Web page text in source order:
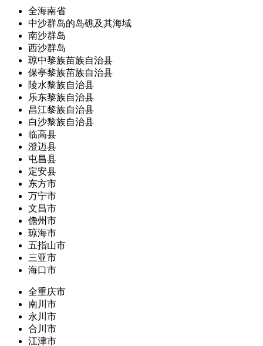
全海南省
中沙群岛的岛礁及其海域
南沙群岛
西沙群岛
琼中黎族苗族自治县
保亭黎族苗族自治县
陵水黎族自治县
乐东黎族自治县
昌江黎族自治县
白沙黎族自治县
临高县
澄迈县
屯昌县
定安县
东方市
万宁市
文昌市
儋州市
琼海市
五指山市
三亚市
海口市
全重庆市
南川市
永川市
合川市
江津市